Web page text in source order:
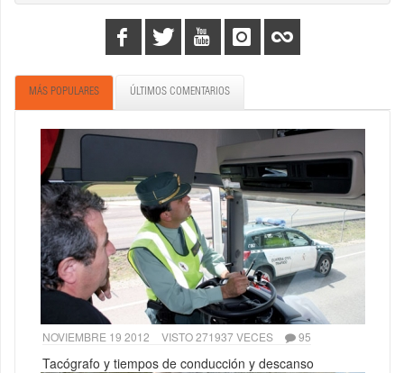
MÁS POPULARES ÚLTIMOS COMENTARIOS
NOVIEMBRE 19 2012 VISTO 271937 VECES 95
Tacógrafo y tiempos de conducción y descanso